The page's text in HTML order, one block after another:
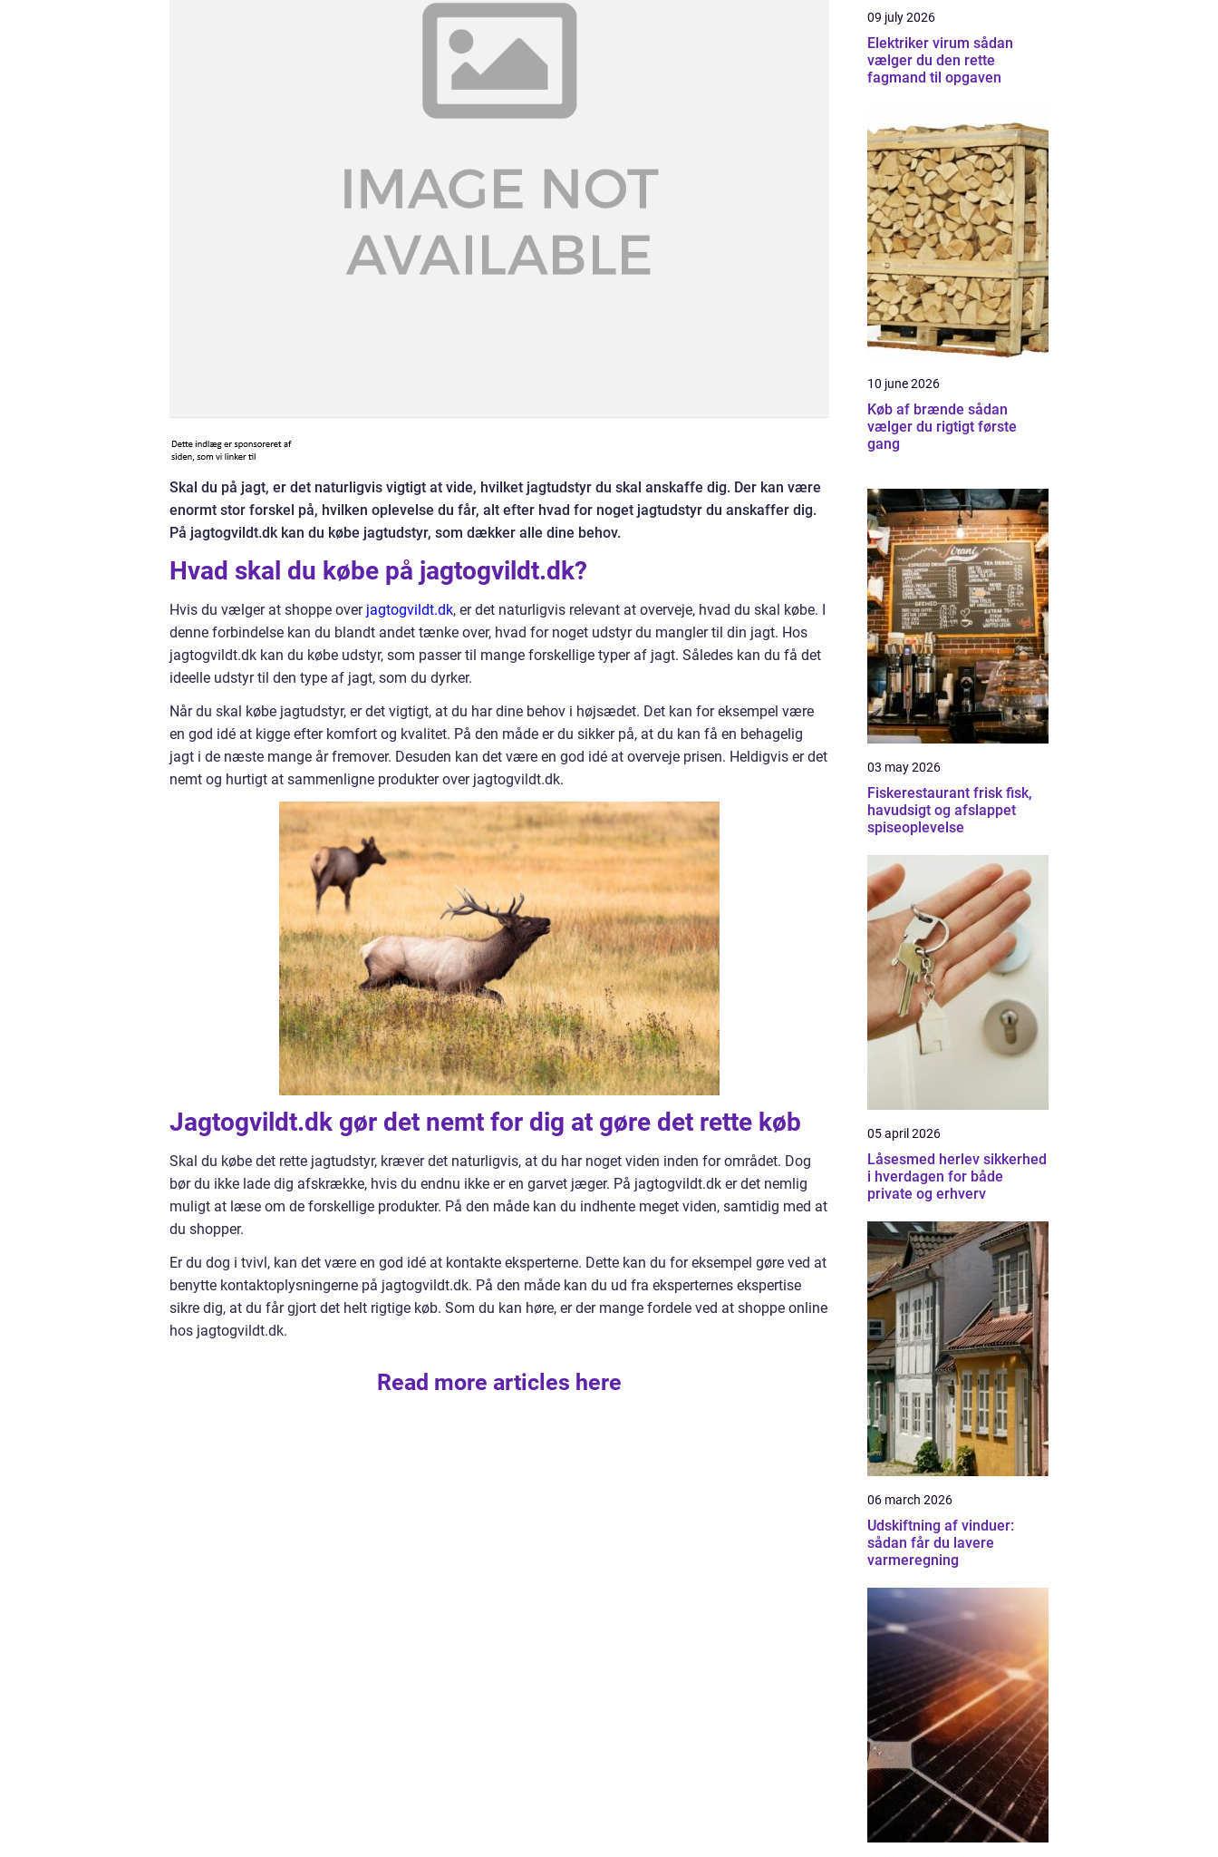
Skal du på jagt, er det naturligvis vigtigt at vide, hvilket jagtudstyr du skal anskaffe dig. Der kan være
enormt stor forskel på, hvilken oplevelse du får, alt efter hvad for noget jagtudstyr du anskaffer dig.
På jagtogvildt.dk kan du købe jagtudstyr, som dækker alle dine behov.
Hvad skal du købe på jagtogvildt.dk?
Hvis du vælger at shoppe over jagtogvildt.dk, er det naturligvis relevant at overveje, hvad du skal købe. I
denne forbindelse kan du blandt andet tænke over, hvad for noget udstyr du mangler til din jagt. Hos
jagtogvildt.dk kan du købe udstyr, som passer til mange forskellige typer af jagt. Således kan du få det
ideelle udstyr til den type af jagt, som du dyrker.
Når du skal købe jagtudstyr, er det vigtigt, at du har dine behov i højsædet. Det kan for eksempel være
en god idé at kigge efter komfort og kvalitet. På den måde er du sikker på, at du kan få en behagelig
jagt i de næste mange år fremover. Desuden kan det være en god idé at overveje prisen. Heldigvis er det
nemt og hurtigt at sammenligne produkter over jagtogvildt.dk.
Jagtogvildt.dk gør det nemt for dig at gøre det rette køb
Skal du købe det rette jagtudstyr, kræver det naturligvis, at du har noget viden inden for området. Dog
bør du ikke lade dig afskrække, hvis du endnu ikke er en garvet jæger. På jagtogvildt.dk er det nemlig
muligt at læse om de forskellige produkter. På den måde kan du indhente meget viden, samtidig med at
du shopper.
Er du dog i tvivl, kan det være en god idé at kontakte eksperterne. Dette kan du for eksempel gøre ved at
benytte kontaktoplysningerne på jagtogvildt.dk. På den måde kan du ud fra eksperternes ekspertise
sikre dig, at du får gjort det helt rigtige køb. Som du kan høre, er der mange fordele ved at shoppe online
hos jagtogvildt.dk.
Read more articles here
09 july 2026
Elektriker virum sådan
vælger du den rette
fagmand til opgaven
10 june 2026
Køb af brænde sådan
vælger du rigtigt første
gang
03 may 2026
Fiskerestaurant frisk fisk,
havudsigt og afslappet
spiseoplevelse
05 april 2026
Låsesmed herlev sikkerhed
i hverdagen for både
private og erhverv
06 march 2026
Udskiftning af vinduer:
sådan får du lavere
varmeregning